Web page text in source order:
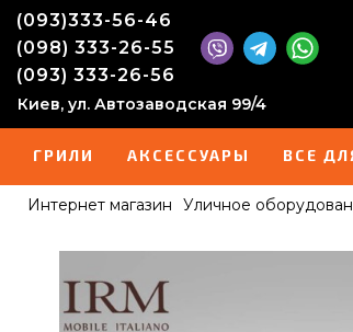
(093)333-56-46
(098) 333-26-55
(093) 333-26-56
Киев, ул. Автозаводская 99/4
ГРИЛИ АКСЕССУАРЫ ВСЕ
Интернет магазин Уличное